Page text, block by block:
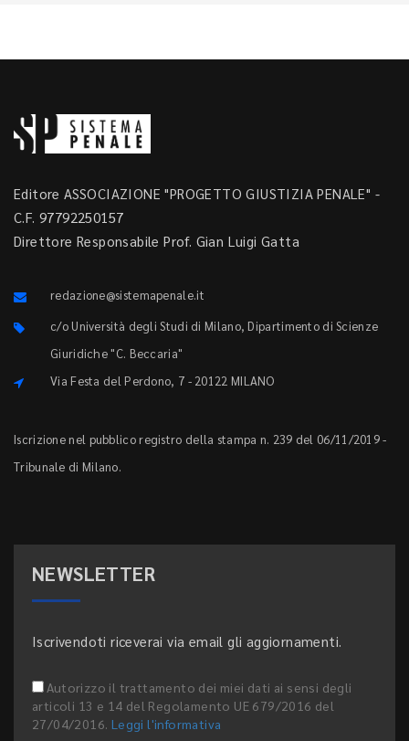
Editore ASSOCIAZIONE "PROGETTO GIUSTIZIA PENALE" -
C.F. 97792250157
Direttore Responsabile Prof. Gian Luigi Gatta
redazione@sistemapenale.it
c/o Università degli Studi di Milano, Dipartimento di Scienze
Giuridiche "C. Beccaria"
Via Festa del Perdono, 7 - 20122 MILANO
Iscrizione nel pubblico registro della stampa n. 239 del 06/11/2019 -
Tribunale di Milano.
NEWSLETTER
Iscrivendoti riceverai via email gli aggiornamenti.
Autorizzo il trattamento dei miei dati ai sensi degli
articoli 13 e 14 del Regolamento UE 679/2016 del
27/04/2016. Leggi l'informativa